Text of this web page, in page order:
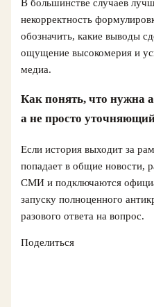
В большинстве случаев
некорректность
обозначить, какие выводы
ощущение высокомерия и
медиа.
Как понять, что нужна
а не просто
Если история выходит за
попадает в общие новости,
СМИ и подключаются
запуску полноценного
разового ответа на вопрос.
Поделиться